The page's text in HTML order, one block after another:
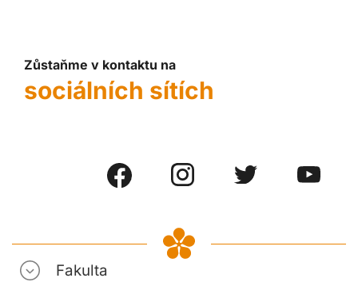
Zůstaňme v kontaktu na
sociálních sítích
Fakulta